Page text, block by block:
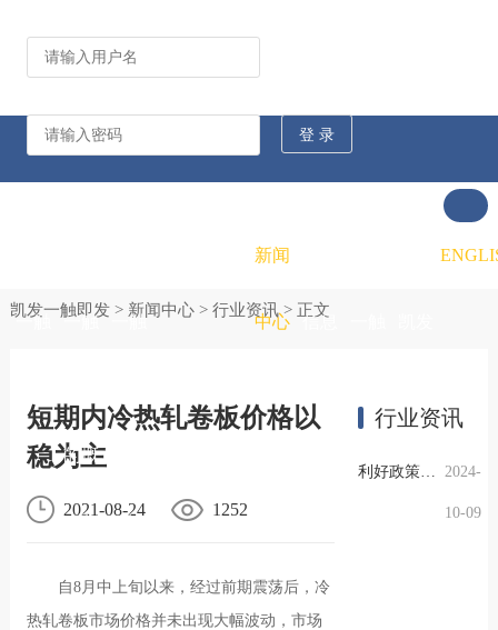
一触 一触
的概
况
一触
化
新闻
中心 信息
凯发一触即发> 新闻中心> 行业资讯> 正文
短期内冷热轧卷板价格以
稳为主
2021-08-24 1252
自8月中上旬以来，经过前期震荡后，冷
热轧卷板市场价格并未出现大幅波动，市场
行业资讯
利好政策提振钢市信心，四季度行业需求或小幅上升 2024-
10-09